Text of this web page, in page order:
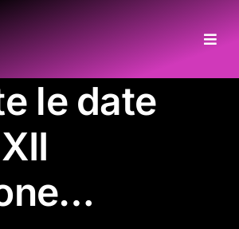
HOME
COME RAGGIUNGERCI
le date